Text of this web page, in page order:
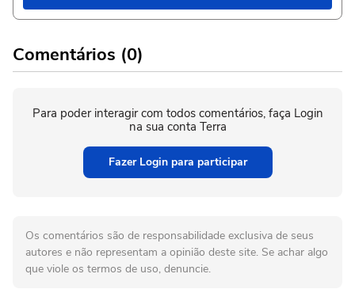
Comentários (0)
Para poder interagir com todos comentários, faça Login
na sua conta Terra
Fazer Login para participar
Os comentários são de responsabilidade exclusiva de seus
autores e não representam a opinião deste site. Se achar algo
que viole os termos de uso, denuncie.